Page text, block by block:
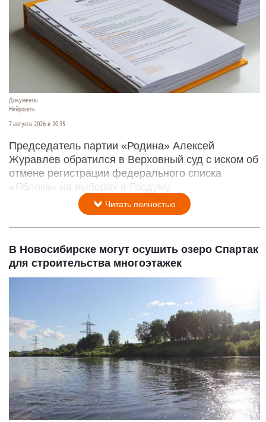
Документы.
Нейросеть
7 августа 2026 в 20:35
Председатель партии «Родина» Алексей
Журавлев обратился в Верховный суд с иском об
отмене регистрации федерального списка
«Яблока» на выборах в Госдуму.
Читать полностью
В Новосибирске могут осушить озеро Спартак
для строительства многоэтажек